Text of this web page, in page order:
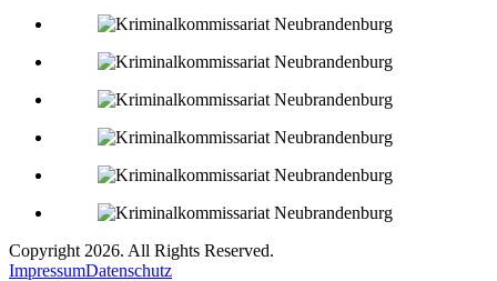
Copyright 2026. All Rights Reserved.
ImpressumDatenschutz